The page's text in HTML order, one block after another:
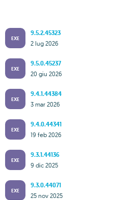
EXE
9.5.2.45323
2 lug 2026
EXE
9.5.0.45237
20 giu 2026
EXE
9.4.1.44384
3 mar 2026
EXE
9.4.0.44341
19 feb 2026
EXE
9.3.1.44136
9 dic 2025
EXE
9.3.0.44071
25 nov 2025